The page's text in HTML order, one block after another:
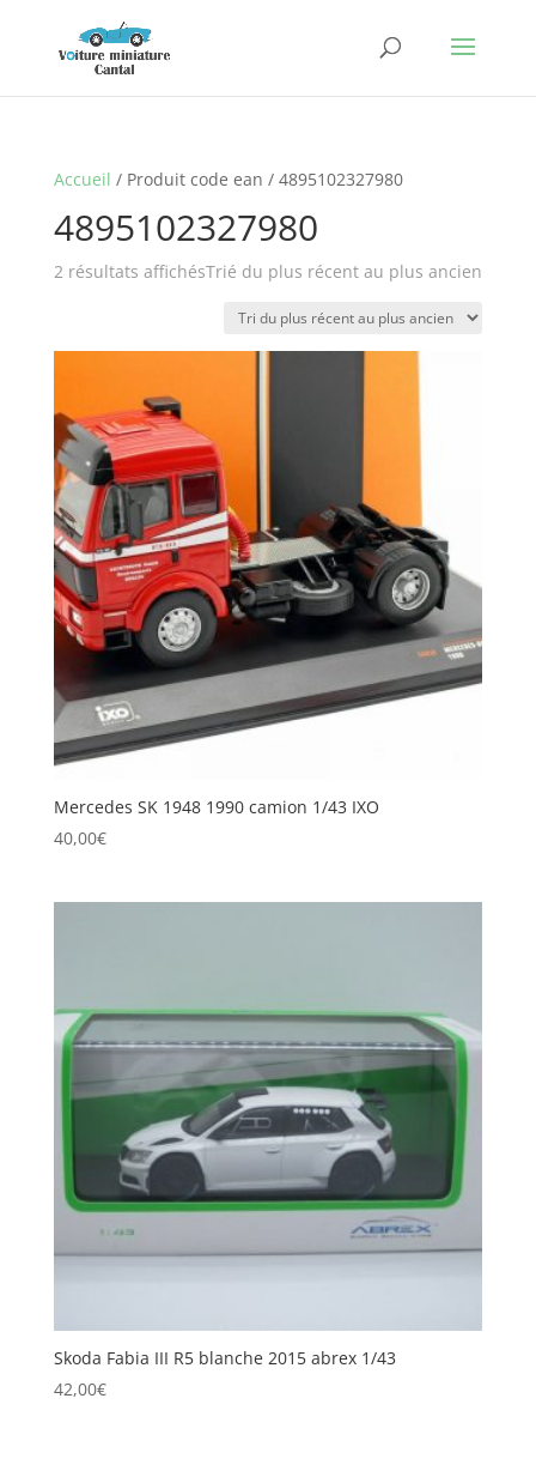
Accueil / Produit code ean / 4895102327980
4895102327980
2 résultats affichésTrié du plus récent au plus ancien
Mercedes SK 1948 1990 camion 1/43 IXO
40,00€
Skoda Fabia III R5 blanche 2015 abrex 1/43
42,00€